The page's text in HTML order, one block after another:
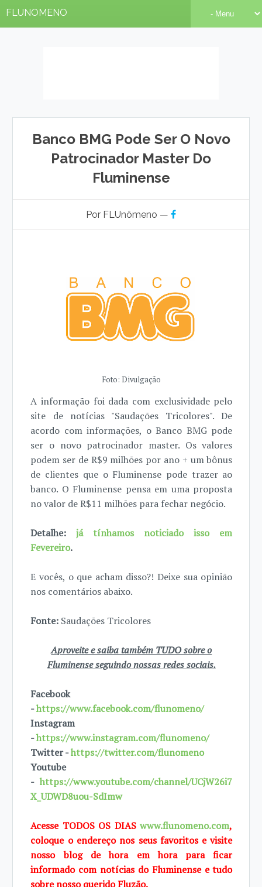
FLUNOMENO
Banco BMG Pode Ser O Novo
Patrocinador Master Do
Fluminense
Por FLUnômeno —
Foto: Divulgação
A informação foi dada com exclusividade pelo
site de notícias "Saudações Tricolores". De
acordo com informações, o Banco BMG pode
ser o novo patrocinador master. Os valores
podem ser de R$9 milhões por ano + um bônus
de clientes que o Fluminense pode trazer ao
banco. O Fluminense pensa em uma proposta
no valor de R$11 milhões para fechar negócio.
Detalhe:já tínhamos noticiado isso em
Fevereiro.
E vocês, o que acham disso?! Deixe sua opinião
nos comentários abaixo.
Fonte: Saudações Tricolores
Aproveite e saiba também TUDO sobre o
Fluminense seguindo nossas redes sociais.
Facebook
-https://www.facebook.com/flunomeno/
Instagram
-https://www.instagram.com/flunomeno/
Twitter -https://twitter.com/flunomeno
Youtube
-https://www.youtube.com/channel/UCjW26i7
X_UDWD8uou-SdImw
Acesse TODOS OS DIASwww.flunomeno.com,
coloque o endereço nos seus favoritos e visite
nosso blog de hora em hora para ficar
informado com notícias do Fluminense e tudo
sobre nosso querido Fluzão.